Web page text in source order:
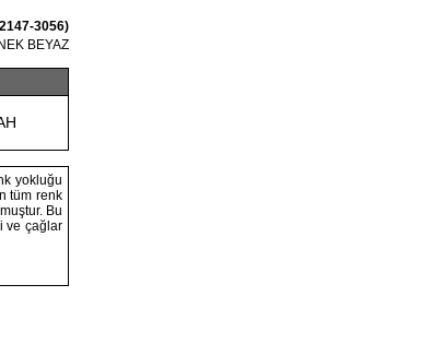
3056)
BEYAZ
yokluğu
tüm renk
Bu
ve çağlar